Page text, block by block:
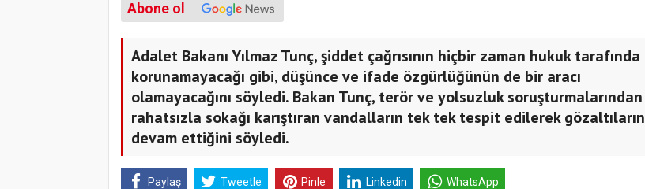
Abone ol
Adalet Bakanı Yılmaz Tunç, şiddet çağrısının hiçbir zaman hukuk tarafında
korunamayacağı gibi, düşünce ve ifade özgürlüğünün de bir aracı
olamayacağını söyledi. Bakan Tunç, terör ve yolsuzluk soruşturmalarından
rahatsızla sokağı karıştıran vandalların tek tek tespit edilerek gözaltıların
devam ettiğini söyledi.
Paylaş Tweetle Pinle Linkedin WhatsApp